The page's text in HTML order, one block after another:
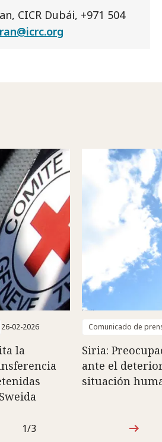
CICR Dubái, +971 504
26-02-2026
la
Comunicado de
Siria:
ante el
situación
1de3
1/3